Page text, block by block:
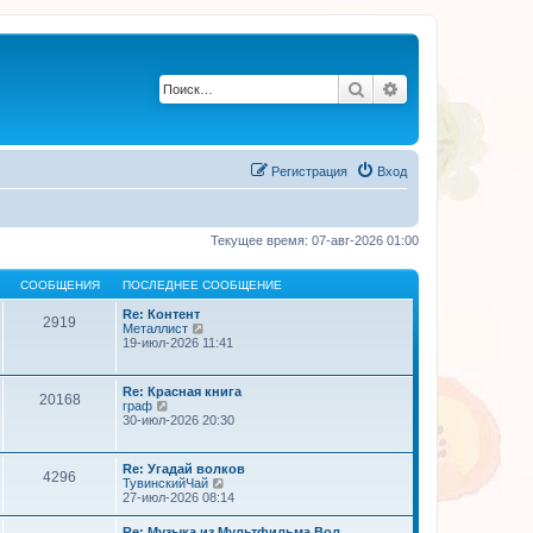
Поиск
Вход
Регистрация
Текущее время: 07-авг-2026 01:00
СООБЩЕНИЯ ПОСЛЕДНЕЕ СООБЩЕНИЕ
2919
Re: Контент
Металлист
е
т
и
к
о
с
л
е
д
н
19-июл-2026 11:41
20168
Re: Красная книга
граф
е
т
и
к
п
30-июл-2026 20:30
4296
Re: Угадай волков
ТувинскийЧай
е
е
27-июл-2026 08:14